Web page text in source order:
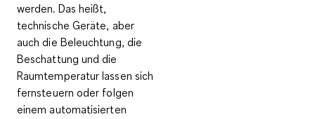
werden. Das heißt,
technische Geräte, aber
auch die Beleuchtung, die
Beschattung und die
Raumtemperaturlassen sich
fernsteuern oder folgen
einem automatisierten